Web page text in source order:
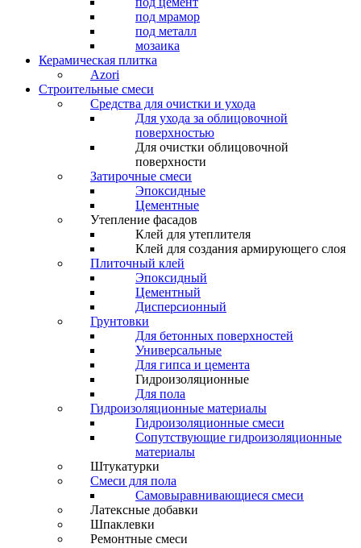
под мрамор
под металл
мозаика
Керамическая плитка
Azori
Строительные смеси
Средства для очистки и ухода
Для ухода за облицовочной
поверхностью
Для очистки облицовочной
поверхности
Затирочные смеси
Эпоксидные
Цементные
Утепление фасадов
Клей для утеплителя
Клей для создания армирующего слоя
Плиточный клей
Эпоксидный
Цементный
Дисперсионный
Грунтовки
Для бетонных поверхностей
Универсальные
Для гипса и цемента
Гидроизоляционные
Для пола
Гидроизоляционные материалы
Гидроизоляционные смеси
Сопутствующие гидроизоляционные
материалы
Штукатурки
Смеси для пола
Самовыравнивающиеся смеси
Латексные добавки
Шпаклевки
Ремонтные смеси